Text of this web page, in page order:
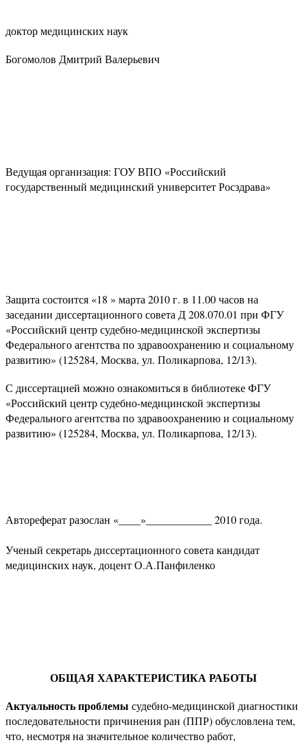
доктор медицинских наук
Богомолов Дмитрий Валерьевич
Ведущая организация: ГОУ ВПО «Российский
государственный медицинский университет Росздрава»
Защита состоится «18 » марта 2010 г. в 11.00 часов на
заседании диссертационного совета Д 208.070.01 при ФГУ
«Российский центр судебно-медицинской экспертизы
Федерального агентства по здравоохранению и социальному
развитию» (125284, Москва, ул. Поликарпова, 12/13).
С диссертацией можно ознакомиться в библиотеке ФГУ
«Российский центр судебно-медицинской экспертизы
Федерального агентства по здравоохранению и социальному
развитию» (125284, Москва, ул. Поликарпова, 12/13).
Автореферат разослан «____»____________ 2010 года.
Ученый секретарь диссертационного совета кандидат
медицинских наук, доцент О.А.Панфиленко
ОБЩАЯ ХАРАКТЕРИСТИКА РАБОТЫ
Актуальность проблемы судебно-медицинской диагностики
последовательности причинения ран (ППР) обусловлена тем,
что, несмотря на значительное количество работ,